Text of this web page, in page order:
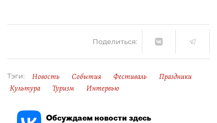
Поделиться:
Тэги: Новость События Фестиваль
Праздники
Культура
Туризм Интервью
Обсуждаем новости здесь